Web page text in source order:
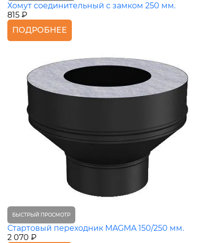
Хомут соединительный с замком 250 мм.
815 ₽
ПОДРОБНЕЕ
БЫСТРЫЙ ПРОСМОТР
Стартовый переходник MAGMA 150/250 мм.
2 070 ₽